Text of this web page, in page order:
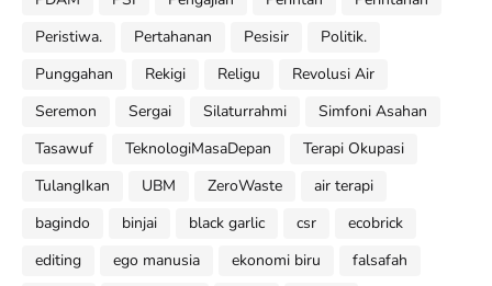
Peristiwa.
Pertahanan Pesisir
Politik.
Punggahan
Rekigi Religu
Revolusi Air
Seremon
Sergai Silaturrahmi
Simfoni Asahan
Tasawuf
TeknologiMasaDepan
Terapi Okupasi
TulangIkan
UBM ZeroWaste
air terapi
bagindo
binjai black garlic csr
ecobrick
editing
ego manusia ekonomi biru
falsafah